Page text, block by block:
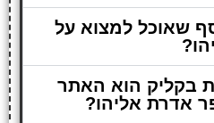
שאוכל למצוא על
בקליק הוא האתר
אדרת אליהו?